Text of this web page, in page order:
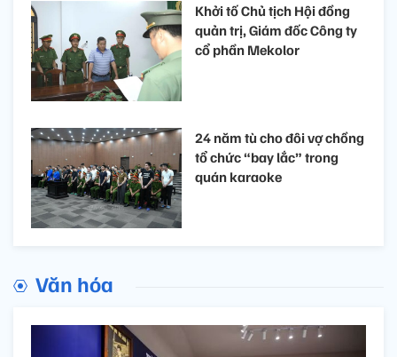
Khởi tố Chủ tịch Hội đồng
quản trị, Giám đốc Công ty
cổ phần Mekolor
24 năm tù cho đôi vợ chồng
tổ chức “bay lắc” trong
quán karaoke
Văn hóa